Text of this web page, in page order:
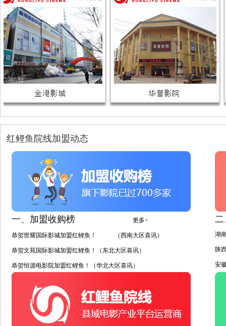
红鲤鱼院线加盟动态
一、加盟收购榜 更多>
恭贺世耀国际影城加盟红鲤鱼！ （西南大区喜讯）
恭贺文苑国际影城加盟红鲤鱼！（东北大区喜讯）
恭贺恒源电影院加盟红鲤鱼！（华北大区喜讯）
二
湖
陕
安